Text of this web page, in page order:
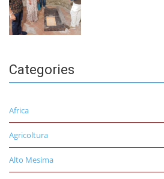
Categories
Africa
Agricoltura
Alto Mesima